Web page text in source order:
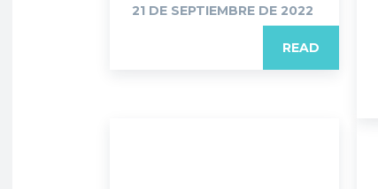
21 DE SEPTIEMBRE DE 2022
READ